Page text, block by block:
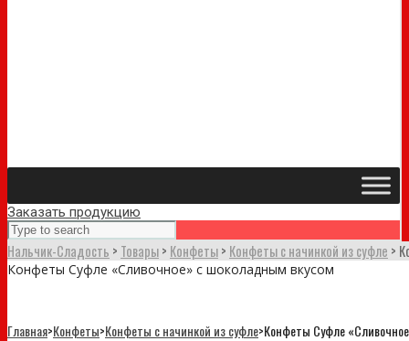
Заказать продукцию
Нальчик-Сладость > Товары> Конфеты> Конфеты с начинкой из суфле >
Конфеты Суфле «Сливочное» с шоколадным вкусом
Главная>Конфеты>Конфеты с начинкой из суфле>Конфеты Суфле